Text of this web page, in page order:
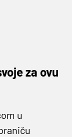
za ovu
u